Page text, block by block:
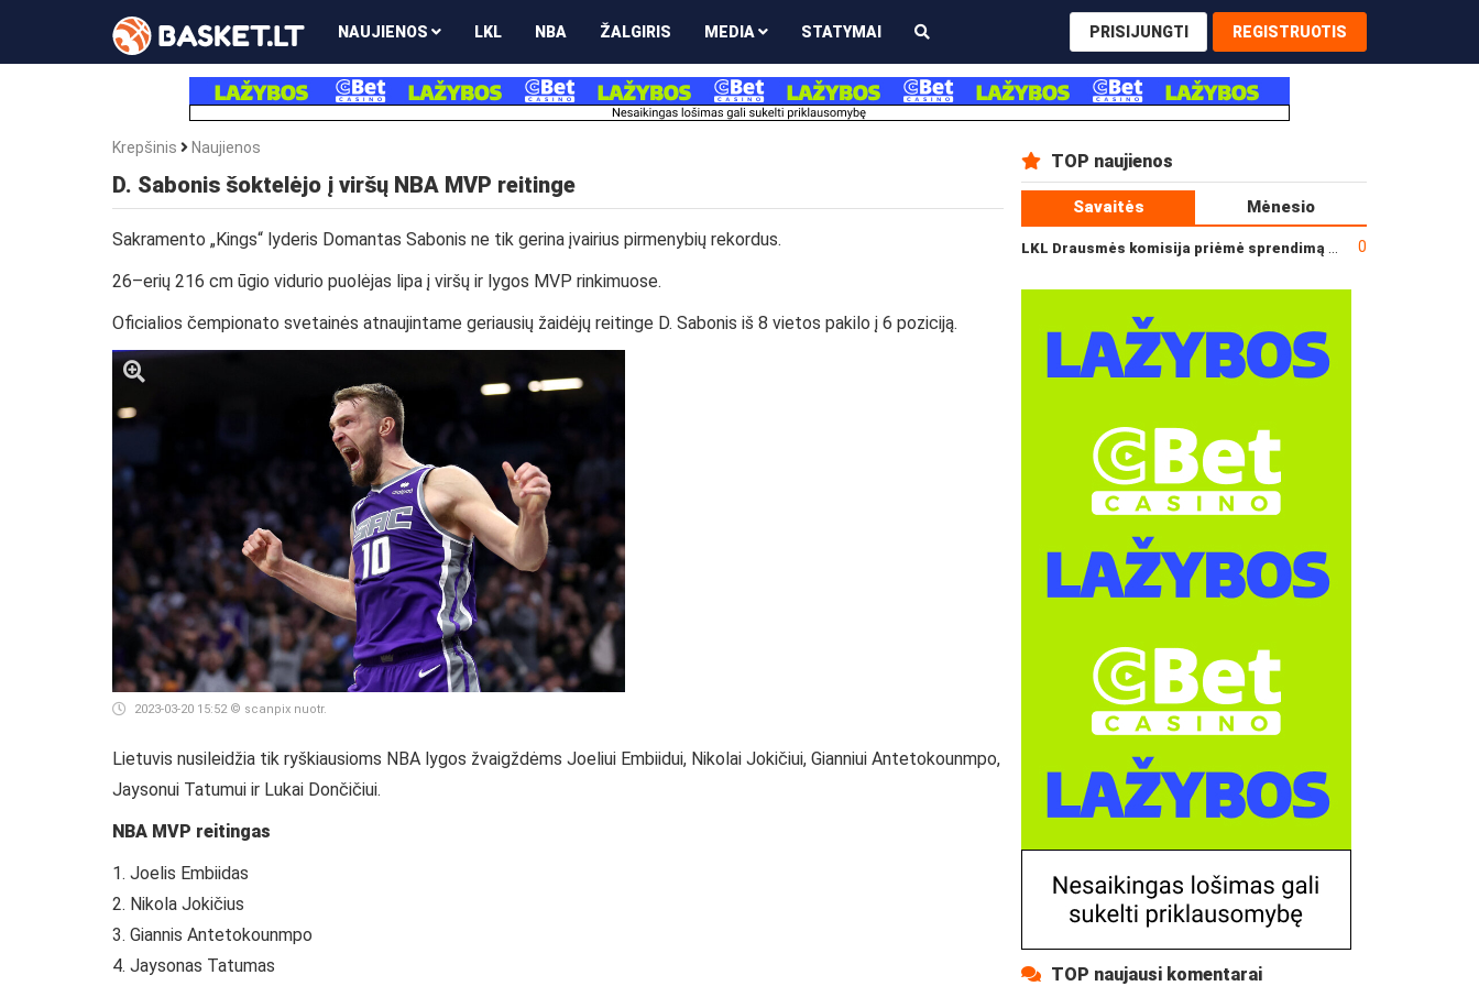
NAUJIENOS LKL NBA ŽALGIRIS MEDIA STATYMAI PRISIJUNGTI REGISTRUOTIS
Krepšinis Naujienos
D. Sabonis šoktelėjo į viršų NBA MVP reitinge
Sakramento „Kings“ lyderis Domantas Sabonis ne tik gerina įvairius pirmenybių rekordus.
26–erių 216 cm ūgio vidurio puolėjas lipa į viršų ir lygos MVP rinkimuose.
Oficialios čempionato svetainės atnaujintame geriausių žaidėjų reitinge D. Sabonis iš 8 vietos pakilo į 6 poziciją.
2023-03-20 15:52 © scanpix nuotr.
Lietuvis nusileidžia tik ryškiausioms NBA lygos žvaigždėms Joeliui Embiidui, Nikolai Jokičiui, Gianniui Antetokounmpo,
Jaysonui Tatumui ir Lukai Dončičiui.
NBA MVP reitingas
1. Joelis Embiidas
2. Nikola Jokičius
3. Giannis Antetokounmpo
4. Jaysonas Tatumas
TOP naujienos
Savaitės Mėnesio
0
TOP naujausi komentarai